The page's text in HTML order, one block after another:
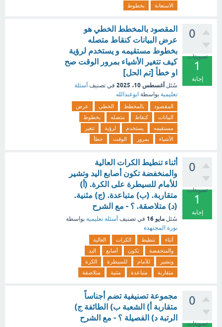
الاستعانة
بخطوط
0
تصويتات
1
إجابة
المقصود بالمخطط الخطي هو
عرض البيانات كنقاط متصله
بخطوط مستقيمه و يستخدم لرؤية
كيف تتغير الأشياء بمرور الوقت صح
او خطأ [تم الحل]
سُئل أغسطس 10، 2025 في تصنيف أسئلة
تعليمية بواسطة ابوعبدالله
المقصود بالمخطط الخطي
عرض
البيانات
كنقاط متصله
بخطوط
مستقيمه
يستخدم لرؤية
تتغير
الأشياء
بمرور الوقت خطأ
0
تصويتات
1
إجابة
أثناء تنطيط الكرات العالية
والمنخفضة تكون أصابع اليد وتشير
للأمام للسيطرة على الكرة. (أ)
متقاربة. (ب) متباعدة. (ج) مثنية.
(د) متلاصقة. ؟ - مع الشرح
سُئل مايو 16 في تصنيف أسئلة تعليمية بواسطة
نورة المجتهدة
أثناء تنطيط الكرات
العالية
والمنخفضة
تكون أصابع
اليد
وتشير
للأمام للسيطرة
الكرة
متقاربة
متباعدة مثنية متلاصقة
0
تصويتات
مجموعة تصنيفية تضم أجناساً
متقاربة أ) الشعبة ب) الطائفة ج)
الرتبة د) الفصيلة ؟ - مع الشرح